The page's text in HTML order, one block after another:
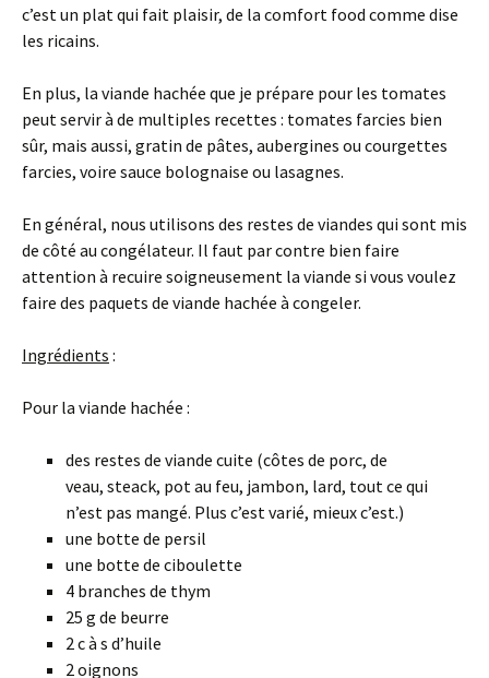
c’est un plat qui fait plaisir, de la comfort food comme dise
les ricains.
En plus, la viande hachée que je prépare pour les tomates
peut servir à de multiples recettes : tomates farcies bien
sûr, mais aussi, gratin de pâtes, aubergines ou courgettes
farcies, voire sauce bolognaise ou lasagnes.
En général, nous utilisons des restes de viandes qui sont mis
de côté au congélateur. Il faut par contre bien faire
attention à recuire soigneusement la viande si vous voulez
faire des paquets de viande hachée à congeler.
Ingrédients :
Pour la viande hachée :
des restes de viande cuite (côtes de porc, de
veau, steack, pot au feu, jambon, lard, tout ce qui
n’est pas mangé. Plus c’est varié, mieux c’est.)
une botte de persil
une botte de ciboulette
4 branches de thym
25 g de beurre
2 c à s d’huile
2 oignons